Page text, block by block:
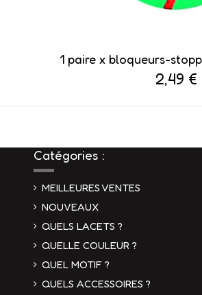
1 paire x bloqueurs-
2,49 €
Catégories :
MEILLEURES VENTES
NOUVEAUX
QUELS LACETS ?
QUELLE COULEUR ?
QUEL MOTIF ?
QUELS ACCESSOIRES ?